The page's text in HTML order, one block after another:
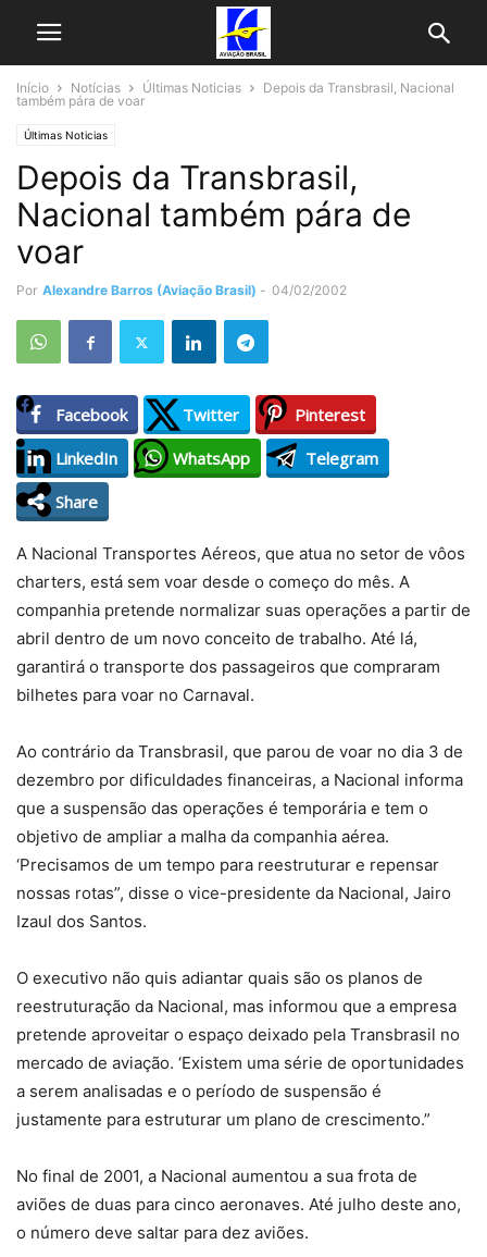
Início Notícias Últimas Noticias
Depois da Transbrasil, Nacional
também pára de voar
Últimas Noticias
Depois da Transbrasil,
Nacional também pára de
voar
Por Alexandre Barros (Aviação Brasil) - 04/02/2002
Facebook Twitter
Pinterest
LinkedIn
WhatsApp
Telegram
Share
A Nacional Transportes Aéreos, que atua no setor de vôos
charters, está sem voar desde o começo do mês. A
companhia pretende normalizar suas operações a partir de
abril dentro de um novo conceito de trabalho. Até lá,
garantirá o transporte dos passageiros que compraram
bilhetes para voar no Carnaval.
Ao contrário da Transbrasil, que parou de voar no dia 3 de
dezembro por dificuldades financeiras, a Nacional informa
que a suspensão das operações é temporária e tem o
objetivo de ampliar a malha da companhia aérea.
‘Precisamos de um tempo para reestruturar e repensar
nossas rotas”, disse o vice-presidente da Nacional, Jairo
Izaul dos Santos.
O executivo não quis adiantar quais são os planos de
reestruturação da Nacional, mas informou que a empresa
pretende aproveitar o espaço deixado pela Transbrasil no
mercado de aviação. ‘Existem uma série de oportunidades
a serem analisadas e o período de suspensão é
justamente para estruturar um plano de crescimento.”
No final de 2001, a Nacional aumentou a sua frota de
aviões de duas para cinco aeronaves. Até julho deste ano,
o número deve saltar para dez aviões.